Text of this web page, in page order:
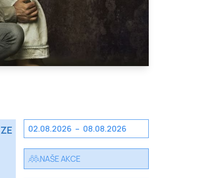
02.08.2026 – 08.08.2026
NAŠE AKCE